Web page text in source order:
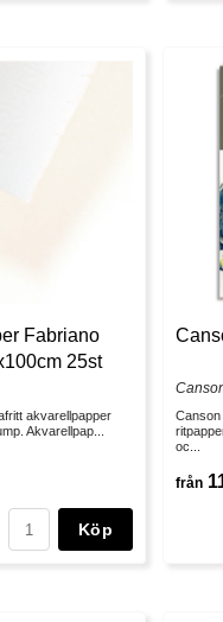
Fabriano
25st
akvarellpapper
Akvarellpap...
Köp
Canson
oc...
från